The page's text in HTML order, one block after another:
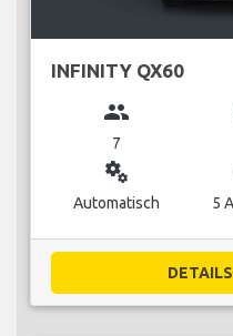
INFINITY QX60
group
7
miscellaneous_services
Automatisch 5